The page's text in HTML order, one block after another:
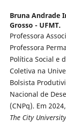
Bruna Andrade
Grosso - UFMT.
Professora
Professora
Política Social e
Coletiva na
Bolsista
Nacional de
(CNPq). Em
The City